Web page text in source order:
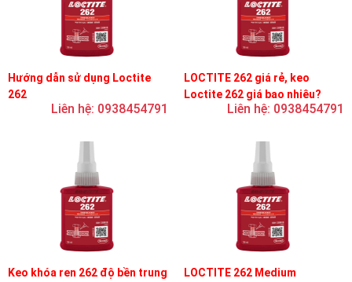
Hướng dẫn sử dụng Loctite
262
Liên hệ: 0938454791
LOCTITE 262 giá rẻ, keo
Loctite 262 giá bao nhiêu?
Liên hệ: 0938454791
Keo khóa ren 262 độ bền trung
LOCTITE 262 Medium